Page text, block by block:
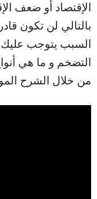
الإقتصاد أو ضعف
بالتالي لن تكون
السبب يتوجب
التضخم و ما هي
من خلال الشرح